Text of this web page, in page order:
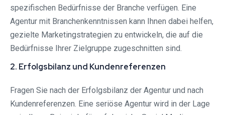
spezifischen Bedürfnisse der Branche verfügen. Eine
Agentur mit Branchenkenntnissen kann Ihnen dabei helfen,
gezielte Marketingstrategien zu entwickeln, die auf die
Bedürfnisse Ihrer Zielgruppe zugeschnitten sind.
2. Erfolgsbilanz und Kundenreferenzen
Fragen Sie nach der Erfolgsbilanz der Agentur und nach
Kundenreferenzen. Eine seriöse Agentur wird in der Lage